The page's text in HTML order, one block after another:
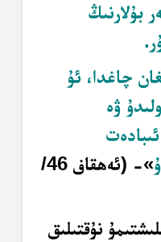
بۇلارنىڭ
چاغدا، ئۇ
ۋە
»- (ئەھقاف 46/
نۇقتىلىق